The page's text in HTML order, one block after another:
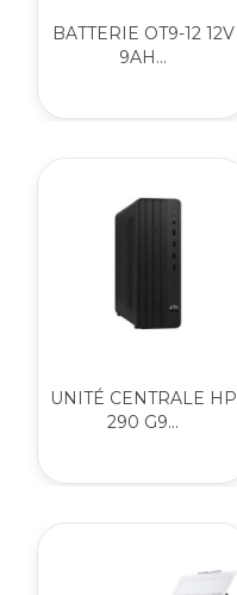
BATTERIE OT9-12 12V
9AH...
UNITÉ CENTRALE HP
290 G9...